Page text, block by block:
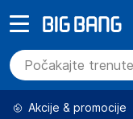
Akcije & promocije